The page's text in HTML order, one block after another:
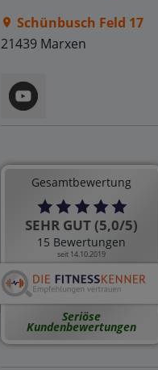
Schünbusch Feld 17
21439 Marxen
Gesamtbewertung
SEHR GUT (5,0/5)
15 Bewertungen
seit 14.10.2019
Seriöse
Kundenbewertungen